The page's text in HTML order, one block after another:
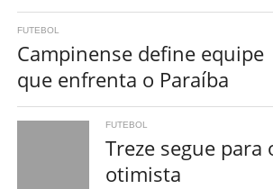
FUTEBOL
Campinense define equipe
que enfrenta o Paraíba
FUTEBOL
Treze segue para
otimista